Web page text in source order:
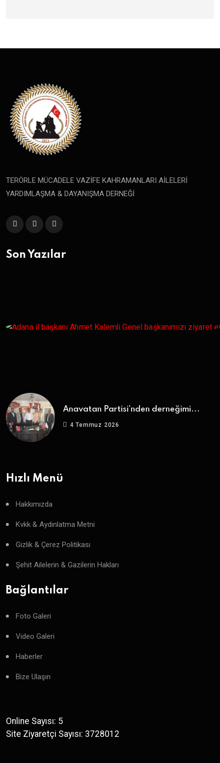
TERÖRLE MÜCADELE VAZİFE KAHRAMANLARI AİLELERİ
YARDIMLAŞMA & DAYANIŞMA DERNEĞİ
Son Yazılar
Anavatan Partisi’nden derneğimi...
4 Temmuz 2026
Hızlı Menü
Hakkımızda
Kvkk & Aydınlatma Metni
Gizlik & Çerez Politikası
Şehit Ailelerin & Gazilerin Hakları
Bağlantılar
Foto Galeri
Video Galeri
Haberler
Bize Ulaşın
Online Sayısı: 5
Site Ziyaretçi Sayısı: 3728012